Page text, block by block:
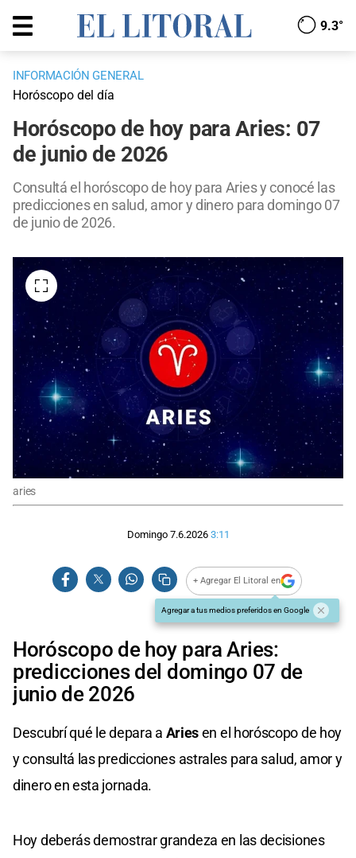
9.3°
INFORMACIÓN GENERAL
Horóscopo del día
Horóscopo de hoy para Aries: 07
de junio de 2026
Consultá el horóscopo de hoy para Aries y conocé las
predicciones en salud, amor y dinero para domingo 07
de junio de 2026.
aries
Domingo 7.6.2026 3:11
+ Agregar El Litoral en
Agregar a tus medios preferidos en Google
Horóscopo de hoy para Aries:
predicciones del domingo 07 de
junio de 2026
Descubrí qué le depara a Ariesen el horóscopo de hoy
y consultá las predicciones astrales para salud, amor y
dinero en esta jornada.
Hoy deberás demostrar grandeza en las decisiones